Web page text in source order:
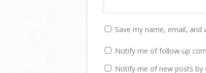
Save my name, email,
Notify me of follow-up
Notify me of new posts by